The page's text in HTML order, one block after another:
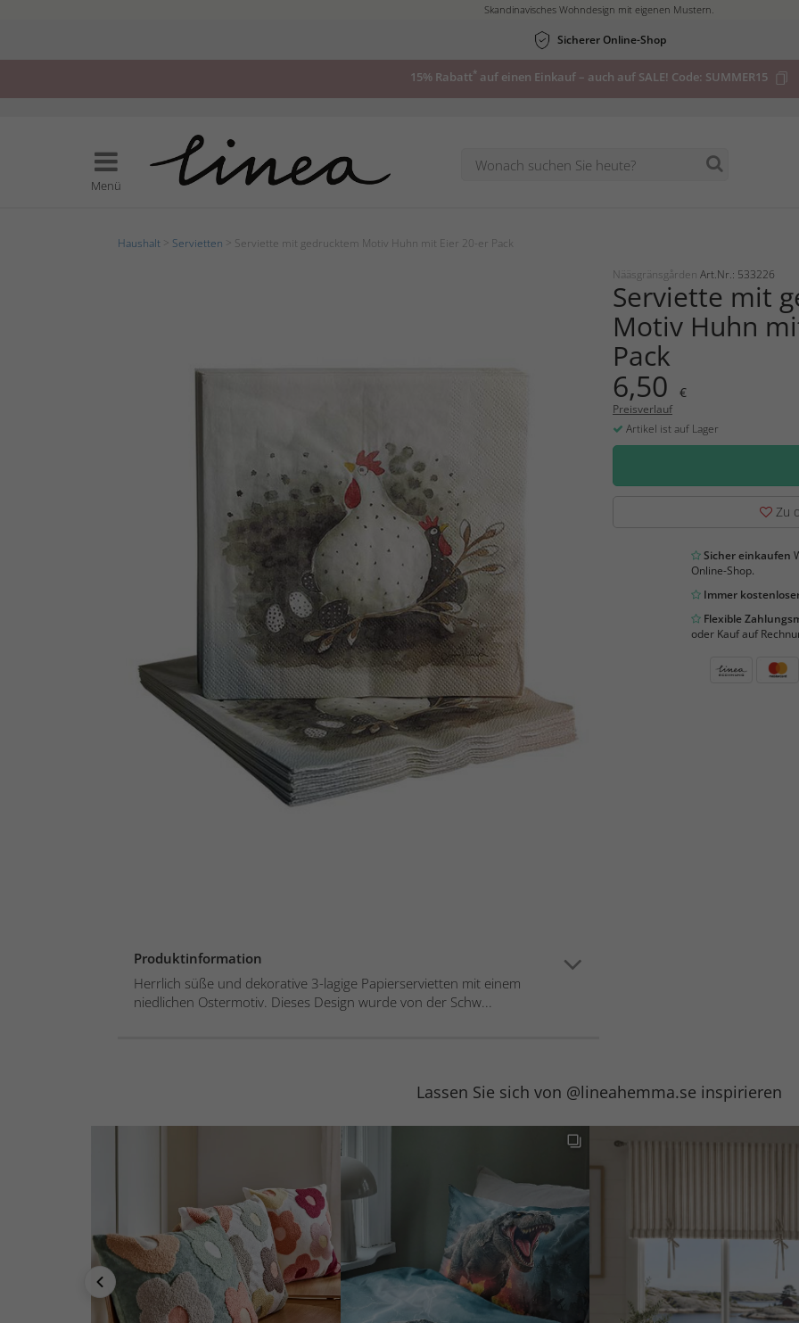
Skandinavisches Wohndesign mit eigenen Mustern.
Sicherer Online-Shop
15% Rabatt* auf einen Einkauf – auch auf SALE! Code: SUMMER15
Menü
Haushalt Servietten > Serviette mit gedrucktem Motiv Huhn mit Eier 20-er Pack
Produktinformation
Herrlich süße und dekorative 3-lagige Papierservietten mit einem
niedlichen Ostermotiv. Dieses Design wurde von der Schw...
Nääsgränsgården Art.Nr.: 533226
Serviette mit
Motiv Huhn
Pack
6,50 €
Preisverlauf
Artikel ist auf Lager
Zu
Sicher einkaufen
Online-Shop.
Immer
Flexible
oder Kauf auf
Lassen Sie sich von @lineahemma.se inspirieren